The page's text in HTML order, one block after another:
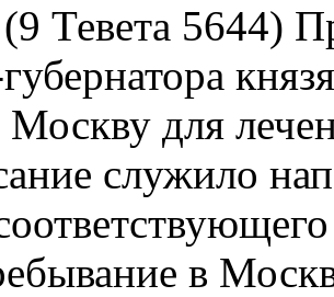
Тевета 5644)
Москву для
служило
в